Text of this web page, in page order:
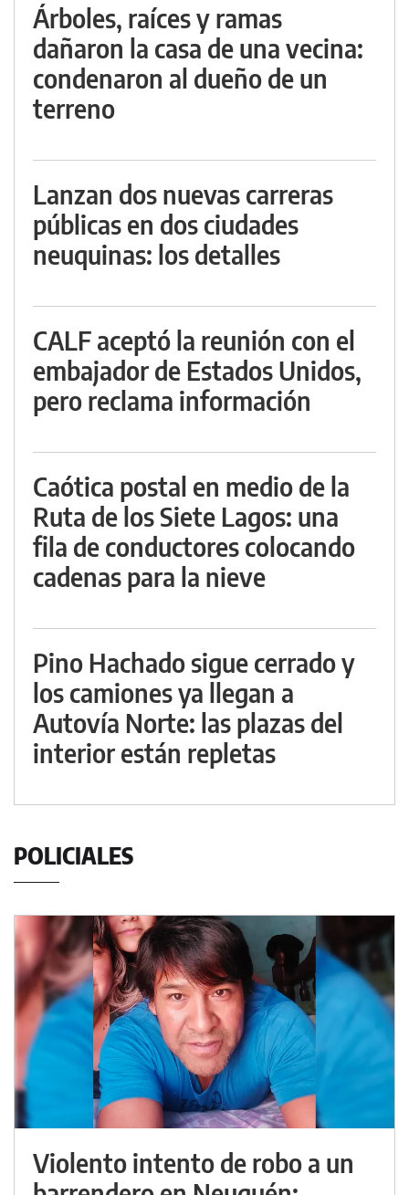
Árboles, raíces y ramas
dañaron la casa de una vecina:
condenaron al dueño de un
terreno
Lanzan dos nuevas carreras
públicas en dos ciudades
neuquinas: los detalles
CALF aceptó la reunión con el
embajador de Estados Unidos,
pero reclama información
Caótica postal en medio de la
Ruta de los Siete Lagos: una
fila de conductores colocando
cadenas para la nieve
Pino Hachado sigue cerrado y
los camiones ya llegan a
Autovía Norte: las plazas del
interior están repletas
POLICIALES
Violento intento de robo a un